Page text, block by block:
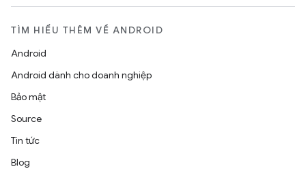
TÌM HIỂU THÊM VỀ ANDROID
Android
Android dành cho doanh nghiệp
Bảo mật
Source
Tin tức
Blog